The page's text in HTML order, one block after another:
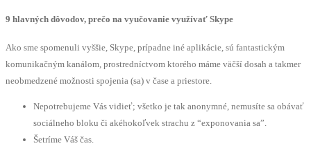
9 hlavných dôvodov, prečo na vyučovanie využívať Skype
Ako sme spomenuli vyššie, Skype, prípadne iné aplikácie, sú fantastickým
komunikačným kanálom, prostredníctvom ktorého máme väčší dosah a takmer
neobmedzené možnosti spojenia (sa) v čase a priestore.
Nepotrebujeme Vás vidieť; všetko je tak anonymné, nemusíte sa obávať
sociálneho bloku či akéhokoľvek strachu z “exponovania sa”.
Šetríme Váš čas.